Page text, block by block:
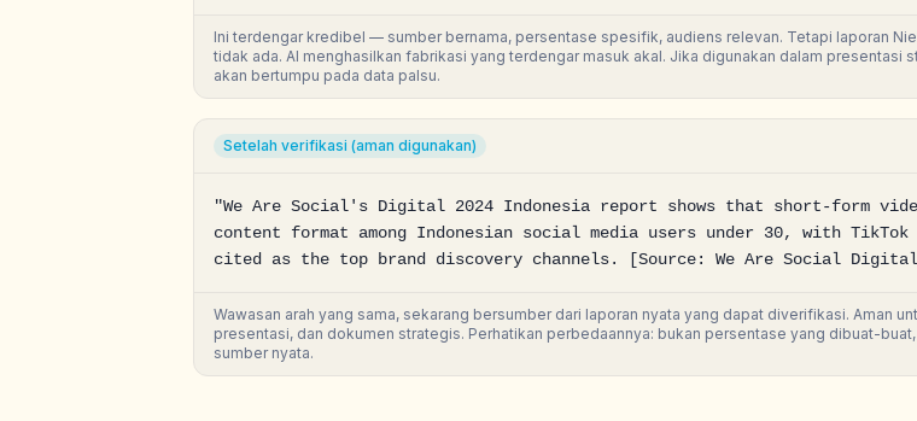
Ini terdengar kredibel — sumber bernama, persentase spesifik, audiens relevan. Tetapi laporan
tidak ada. AI menghasilkan fabrikasi yang terdengar masuk akal. Jika digunakan dalam presentasi
akan bertumpu pada data palsu.
Setelah verifikasi (aman digunakan)
"We Are Social's Digital 2024 Indonesia report shows that short-form
content format among Indonesian social media users under 30, with TikTok
cited as the top brand discovery channels. [Source: We Are Social
Wawasan arah yang sama, sekarang bersumber dari laporan nyata yang dapat diverifikasi. Aman
presentasi, dan dokumen strategis. Perhatikan perbedaannya: bukan persentase yang dibuat-
sumber nyata.